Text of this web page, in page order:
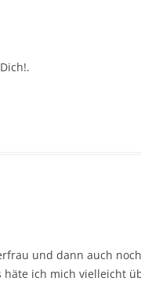
und dann auch
ich mich vielleicht